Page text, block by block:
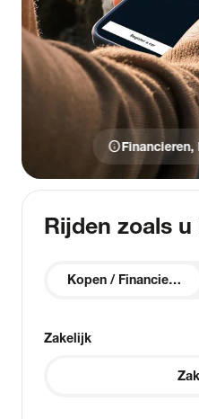
info
Rijden zoals
Kopen / Financieren
Zakelijk